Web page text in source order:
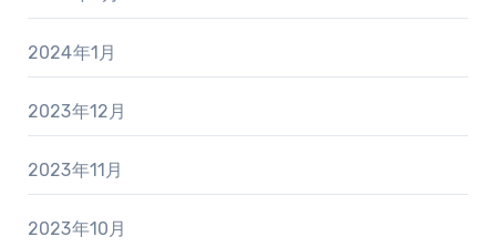
2024年1月
2023年12月
2023年11月
2023年10月